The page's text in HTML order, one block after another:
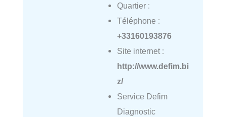
Quartier :
Téléphone :
+33160193876
Site internet :
http://www.defim.bi
z/
Service Defim
Diagnostic